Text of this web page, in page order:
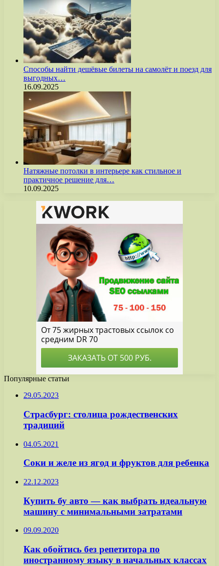
Способы найти дешёвые билеты на самолёт и поезд для
выгодных…
16.09.2025
Натяжные потолки в интерьере как стильное и
практичное решение для…
10.09.2025
Популярные статьи
29.05.2023
Страсбург: столица рождественских
традиций
04.05.2021
Соки и желе из ягод и фруктов для ребенка
22.12.2023
Купить бу авто — как выбрать идеальную
машину с минимальными затратами
09.09.2020
Как обойтись без репетитора по
иностранному языку в начальных классах